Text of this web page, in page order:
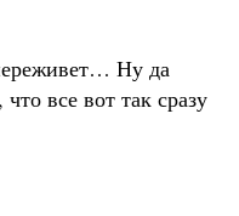
Ну да
все вот так сразу